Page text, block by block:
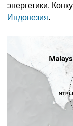
энергетики.
Индонезия.